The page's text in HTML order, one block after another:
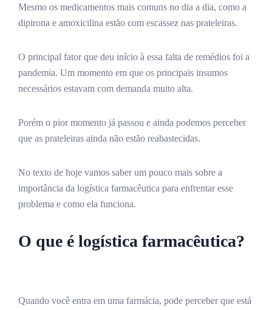
Mesmo os medicamentos mais comuns no dia a dia, como a
dipirona e amoxicilina estão com escassez nas prateleiras.
O principal fator que deu início à essa falta de remédios foi a
pandemia. Um momento em que os principais insumos
necessários estavam com demanda muito alta.
Porém o pior momento já passou e ainda podemos perceber
que as prateleiras ainda não estão reabastecidas.
No texto de hoje vamos saber um pouco mais sobre a
importância da logística farmacêutica para enfrentar esse
problema e como ela funciona.
O que é logística farmacêutica?
Quando você entra em uma farmácia, pode perceber que está